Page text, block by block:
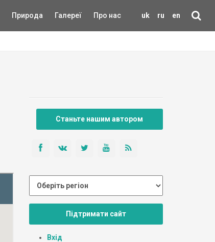
uk ru en
Природа Галереї Про нас
Станьте нашим автором
Підтримати сайт
Вхід